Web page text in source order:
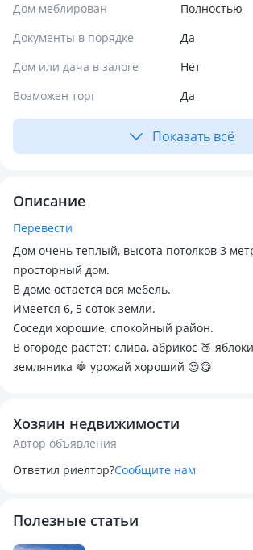
Дом меблирован
Полностью
Документы в порядке
Да
Дом или дача в залоге
Нет
Возможен торг
Да
Показать всё
Описание
Перевести
Дом очень теплый, высота потолков 3
просторный дом.
В доме остается вся мебель.
Имеется 6, 5 соток земли.
Соседи хорошие, спокойный район.
В огороде растет: слива, абрикос 🍑
земляника 🍓 урожай хороший 😍😋
Хозяин недвижимости
Автор объявления
Ответил риелтор?Сообщите нам
Полезные статьи